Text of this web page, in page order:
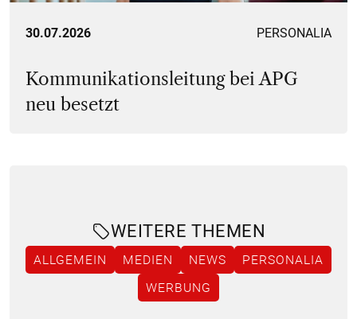
30.07.2026 PERSONALIA
Kommunikationsleitung bei APG
neu besetzt
WEITERE THEMEN
ALLGEMEIN MEDIEN NEWS
PERSONALIA
WERBUNG